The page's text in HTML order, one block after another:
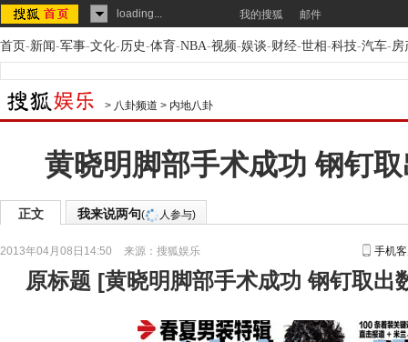
loading... 我的搜狐 邮件
首页-新闻-军事-文化-历史-体育-NBA-视频-娱谈-财经-世相-科技-汽车-房
> 八卦频道 > 内地八卦
黄晓明脚部手术成功 钢钉
正文 我来说两句( 人参与)
2013年04月08日14:50 来源： 搜狐娱乐 手机
原标题 [黄晓明脚部手术成功 钢钉取出